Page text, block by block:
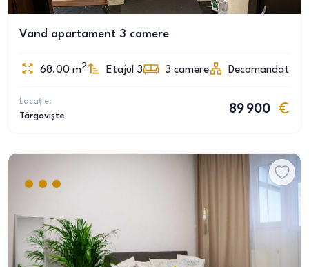
Vand apartament 3 camere
68.00 m2 Etajul 3 3 camere Decomandat
Locație:
Târgoviște
89 900